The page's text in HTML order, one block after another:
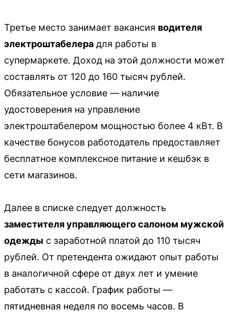
Третье место занимает вакансия водителя
электроштабелера для работы в
супермаркете. Доход на этой должности может
составлять от 120 до 160 тысяч рублей.
Обязательное условие — наличие
удостоверения на управление
электроштабелером мощностью более 4 кВт. В
качестве бонусов работодатель предоставляет
бесплатное комплексное питание и кешбэк в
сети магазинов.
Далее в списке следует должность
заместителя управляющего салоном мужской
одежды с заработной платой до 110 тысяч
рублей. От претендента ожидают опыт работы
в аналогичной сфере от двух лет и умение
работать с кассой. График работы —
пятидневная неделя по восемь часов. В